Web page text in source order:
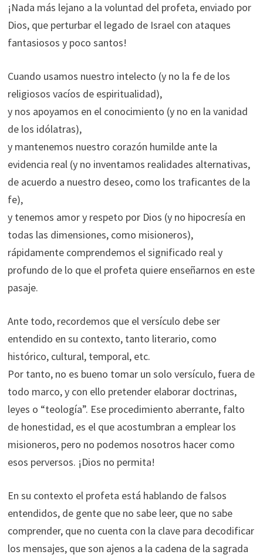
¡Nada más lejano a la voluntad del profeta, enviado por
Dios, que perturbar el legado de Israel con ataques
fantasiosos y poco santos!
Cuando usamos nuestro intelecto (y no la fe de los
religiosos vacíos de espiritualidad),
y nos apoyamos en el conocimiento (y no en la vanidad
de los idólatras),
y mantenemos nuestro corazón humilde ante la
evidencia real (y no inventamos realidades alternativas,
de acuerdo a nuestro deseo, como los traficantes de la
fe),
y tenemos amor y respeto por Dios (y no hipocresía en
todas las dimensiones, como misioneros),
rápidamente comprendemos el significado real y
profundo de lo que el profeta quiere enseñarnos en este
pasaje.
Ante todo, recordemos que el versículo debe ser
entendido en su contexto, tanto literario, como
histórico, cultural, temporal, etc.
Por tanto, no es bueno tomar un solo versículo, fuera de
todo marco, y con ello pretender elaborar doctrinas,
leyes o “teología”. Ese procedimiento aberrante, falto
de honestidad, es el que acostumbran a emplear los
misioneros, pero no podemos nosotros hacer como
esos perversos. ¡Dios no permita!
En su contexto el profeta está hablando de falsos
entendidos, de gente que no sabe leer, que no sabe
comprender, que no cuenta con la clave para decodificar
los mensajes, que son ajenos a la cadena de la sagrada